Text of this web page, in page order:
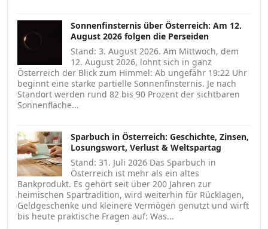
Sonnenfinsternis über Österreich: Am 12.
August 2026 folgen die Perseiden
Stand: 3. August 2026. Am Mittwoch, dem
12. August 2026, lohnt sich in ganz
Österreich der Blick zum Himmel: Ab ungefähr 19:22 Uhr
beginnt eine starke partielle Sonnenfinsternis. Je nach
Standort werden rund 82 bis 90 Prozent der sichtbaren
Sonnenfläche...
Sparbuch in Österreich: Geschichte, Zinsen,
Losungswort, Verlust & Weltspartag
Stand: 31. Juli 2026 Das Sparbuch in
Österreich ist mehr als ein altes
Bankprodukt. Es gehört seit über 200 Jahren zur
heimischen Spartradition, wird weiterhin für Rücklagen,
Geldgeschenke und kleinere Vermögen genutzt und wirft
bis heute praktische Fragen auf: Was...